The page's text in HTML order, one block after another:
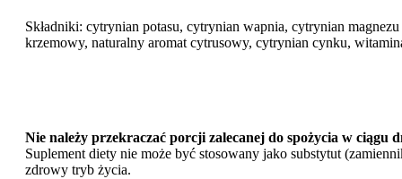
Składniki: cytrynian potasu, cytrynian wapnia, cytrynian
krzemowy, naturalny aromat cytrusowy, cytrynian cynku,
Nie należy przekraczać porcji zalecanej do spożycia w ciągu
Suplement diety nie może być stosowany jako substytut
zdrowy tryb życia.